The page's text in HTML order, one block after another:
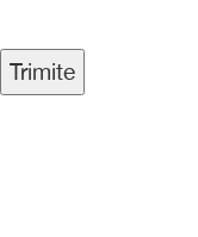
Trimite